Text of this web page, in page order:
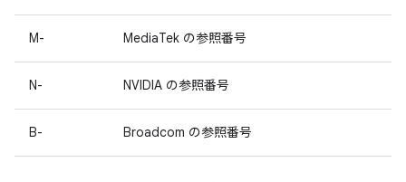
M- MediaTek の参照番号
N- NVIDIA の参照番号
B- Broadcom の参照番号